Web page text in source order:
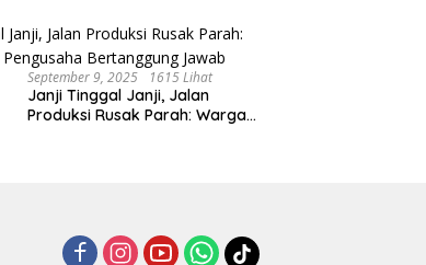
September 9, 2025 1615 Lihat
Janji Tinggal Janji, Jalan
Produksi Rusak Parah: Warga